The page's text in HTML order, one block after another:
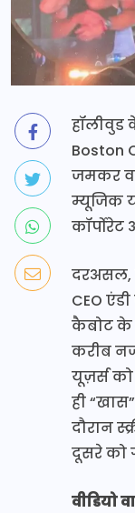
हॉलीवुड
Boston
जमकर
म्यूजिक
दरअसल,
CEO
कैबोट के
करीब
यूज़र्स
ही
दौरान
दूसरे को
वीडियो